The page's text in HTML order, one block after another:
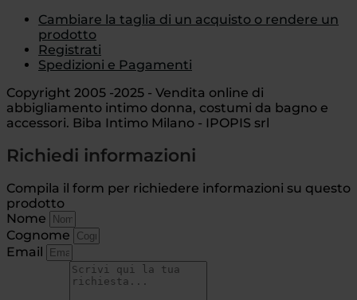
Cambiare la taglia di un acquisto o rendere un
prodotto
Registrati
Spedizioni e Pagamenti
Copyright 2005 -2025 - Vendita online di
abbigliamento intimo donna, costumi da bagno e
accessori. Biba Intimo Milano - IPOPIS srl
Richiedi informazioni
Compila il form per richiedere informazioni su questo
prodotto
Nome
Cognome
Email